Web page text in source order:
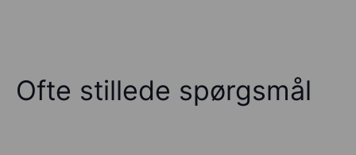
Ofte stillede spørgsmål